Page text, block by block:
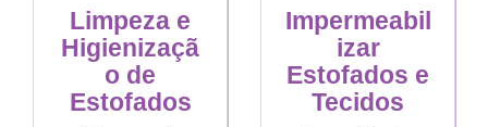
Limpeza e
Higienizaçã
o de
Estofados
Impermeabil
izar
Estofados e
Tecidos